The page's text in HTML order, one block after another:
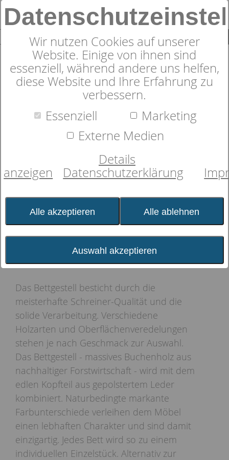
0
dormabell Lima
geladen...
Das Bettgestell besticht durch die
meisterhafte Schreiner-Qualität und die
solide Verarbeitung. Verschiedene
Holzarten und Oberflächenveredelungen
stehen je nach Geschmack zur Auswahl.
Das Bettgestell - massives Buchenholz aus
nachhaltiger Forstwirtschaft - wird mit dem
edlen Kopfteil aus gepolstertem Leder
kombiniert. Naturbedingte markante
Farbunterschiede verleihen dem Möbel
einen lebhaften Charakter und sind damit
einzigartig. Jedes Bett wird so zu einem
individuellen Einzelstück. Alternativ zur
Wir nutzen Cookies auf unserer
Website. Einige von ihnen sind
essenziell, während andere uns helfen,
diese Website und Ihre Erfahrung zu
verbessern.
Essenziell
Marketing
Externe Medien
Details
anzeigen
Datenschutzerklärung
Alle akzeptieren Alle ablehnen
Auswahl akzeptieren